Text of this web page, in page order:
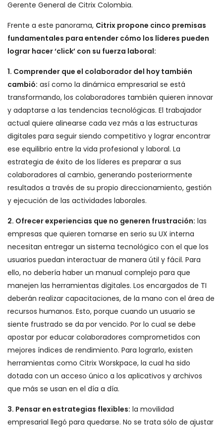
Gerente General de Citrix Colombia.
Frente a este panorama, Citrix propone cinco premisas
fundamentales para entender cómo los líderes pueden
lograr hacer ‘click’ con su fuerza laboral:
1. Comprender que el colaborador del hoy también
cambió: así como la dinámica empresarial se está
transformando, los colaboradores también quieren innovar
y adaptarse a las tendencias tecnológicas. El trabajador
actual quiere alinearse cada vez más a las estructuras
digitales para seguir siendo competitivo y lograr encontrar
ese equilibrio entre la vida profesional y laboral. La
estrategia de éxito de los líderes es preparar a sus
colaboradores al cambio, generando posteriormente
resultados a través de su propio direccionamiento, gestión
y ejecución de las actividades laborales.
2. Ofrecer experiencias que no generen frustración: las
empresas que quieren tomarse en serio su UX interna
necesitan entregar un sistema tecnológico con el que los
usuarios puedan interactuar de manera útil y fácil. Para
ello, no debería haber un manual complejo para que
manejen las herramientas digitales. Los encargados de TI
deberán realizar capacitaciones, de la mano con el área de
recursos humanos. Esto, porque cuando un usuario se
siente frustrado se da por vencido. Por lo cual se debe
apostar por educar colaboradores comprometidos con
mejores índices de rendimiento. Para lograrlo, existen
herramientas como Citrix Worskpace, la cual ha sido
dotada con un acceso único a los aplicativos y archivos
que más se usan en el día a día.
3. Pensar en estrategias flexibles: la movilidad
empresarial llegó para quedarse. No se trata sólo de ajustar